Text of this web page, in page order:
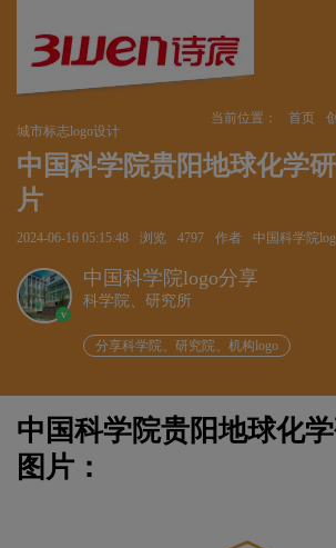
当前位置： 首页
城市标志logo设计
中国科学院贵阳地球化学
片
2024-06-16 05:15:48 浏览 4797 作者 中国科学院
v
中国科学院logo分享
科学院、研究所
分享科学院、研究院、机构logo
中国科学院贵阳地球化
图片：